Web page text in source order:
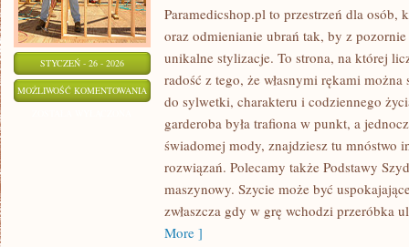
STYCZEŃ - 26 - 2026
MOŻLIWOŚĆ KOMENTOWANIA
MATERIAŁY
CERTYFIKOWANE
Paramedicshop.pl to przestrzeń dla osób,
oraz odmienianie ubrań tak, by z
unikalne stylizacje. To strona, na której
radość z tego, że własnymi rękami
do sylwetki, charakteru i codziennego
garderoba była trafiona w punkt, a
świadomej mody, znajdziesz tu mnóstwo
rozwiązań. Polecamy także Podstawy
maszynowy. Szycie może być
zwłaszcza gdy w grę wchodzi przeróbka
More ]